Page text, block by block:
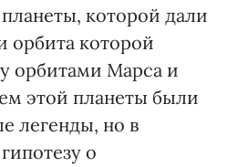
которой дали
орбита которой
орбитами Марса и
этой планеты были
легенды, но в
о